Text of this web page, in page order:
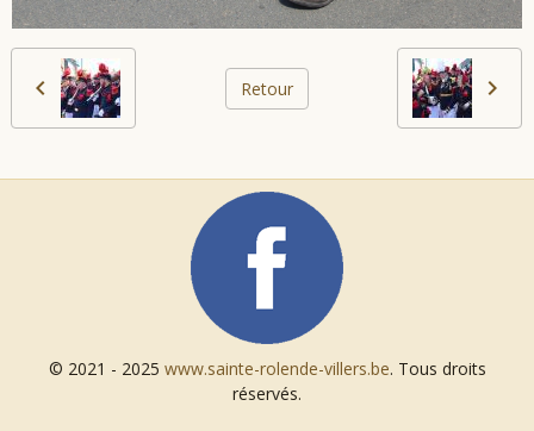
Retour
© 2021 - 2025 www.sainte-rolende-villers.be. Tous droits
réservés.